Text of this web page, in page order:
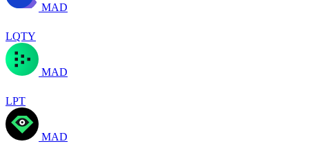
MAD
LQTY
MAD
LPT
MAD